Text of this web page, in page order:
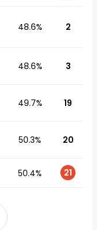
48.6% 2
48.6% 3
49.7% 19
50.3% 20
50.4% 21